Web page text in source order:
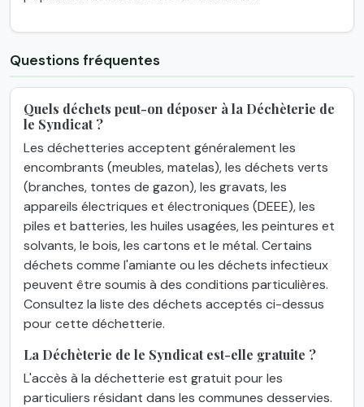
Questions fréquentes
Quels déchets peut-on déposer à la Déchèterie de
le Syndicat ?
Les déchetteries acceptent généralement les
encombrants (meubles, matelas), les déchets verts
(branches, tontes de gazon), les gravats, les
appareils électriques et électroniques (DEEE), les
piles et batteries, les huiles usagées, les peintures et
solvants, le bois, les cartons et le métal. Certains
déchets comme l'amiante ou les déchets infectieux
peuvent être soumis à des conditions particulières.
Consultez la liste des déchets acceptés ci-dessus
pour cette déchetterie.
La Déchèterie de le Syndicat est-elle gratuite ?
L'accès à la déchetterie est gratuit pour les
particuliers résidant dans les communes desservies.